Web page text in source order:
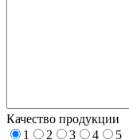
Качество продукции
1
2 3 4
5